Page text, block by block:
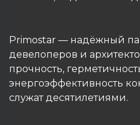
Primostar — надёжный
девелоперов и
прочность,
энергоэффективность
служат десятилетиями.